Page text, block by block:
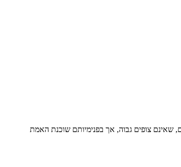
שאינם צופים גבוה, אך בפנימיותם שוכנת האמת